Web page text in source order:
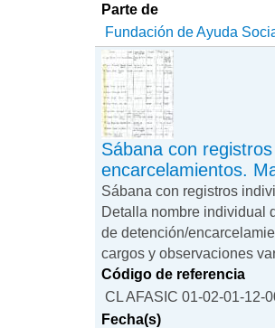
Parte de
Fundación de Ayuda
Sábana con
encarcelamientos.
Sábana con registros
Detalla nombre individual
de detención/
cargos y observaciones
Código de referencia
CL AFASIC 01-02-01-12-
Fecha(s)